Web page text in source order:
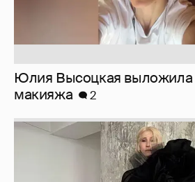
Юлия Высоцкая выложила
макияжа
2